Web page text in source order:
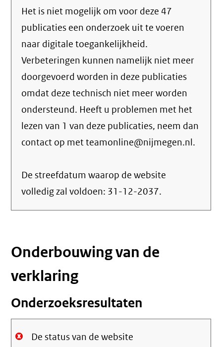
Het is niet mogelijk om voor deze 47
publicaties een onderzoek uit te voeren
naar digitale toegankelijkheid.
Verbeteringen kunnen namelijk niet meer
doorgevoerd worden in deze publicaties
omdat deze technisch niet meer worden
ondersteund. Heeft u problemen met het
lezen van 1 van deze publicaties, neem dan
contact op met teamonline@nijmegen.nl.
De streefdatum waarop de website
volledig zal voldoen: 31-12-2037.
Onderbouwing van de
verklaring
Onderzoeksresultaten
De status van de website